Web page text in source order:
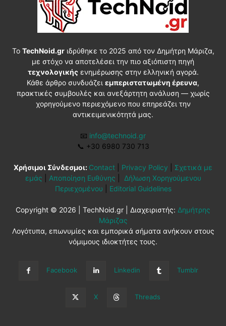
Το TechNoid.grιδρύθηκε το 2025 από τον Δημήτρη Μάριζα,
με στόχο να αποτελέσει την πιο αξιόπιστη πηγή
τεχνολογικήςενημέρωσης στην ελληνική αγορά.
Κάθε άρθρο συνδυάζει εμπεριστατωμένη έρευνα,
πρακτικές συμβουλές και ανεξάρτητη ανάλυση — χωρίς
χορηγούμενο περιεχόμενο που επηρεάζει την
αντικειμενικότητά μας.
📧 info@technoid.gr
📞 +30 6980 730 713
Χρήσιμοι Σύνδεσμοι: Contact Privacy Policy
Σχετικά με
εμάς
Αποποίηση Ευθύνης
Δήλωση Χορηγούμενου
Περιεχομένου
Editorial Guidelines
Copyright © 2026 | TechNoid.gr | Διαχειριστής: Δημήτρης
Μάριζας
Λογότυπα, επωνυμίες και εμπορικά σήματα ανήκουν στους
νόμιμους ιδιοκτήτες τους.
Facebook Linkedin Tumblr
X Threads